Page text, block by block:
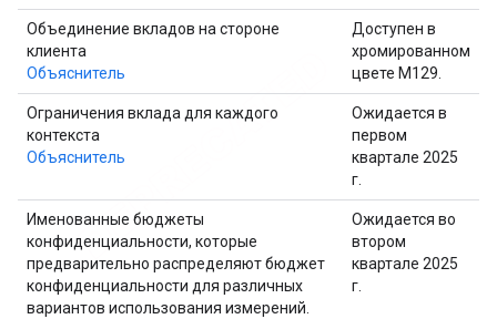
Объединение вкладов на стороне
клиента
Объяснитель
Доступен в
хромированном
цвете M129.
Ограничения вклада для каждого
контекста
Объяснитель
Ожидается в
первом
квартале 2025
г.
Именованные бюджеты
конфиденциальности, которые
предварительно распределяют бюджет
конфиденциальности для различных
вариантов использования измерений.
Ожидается во
втором
квартале 2025
г.